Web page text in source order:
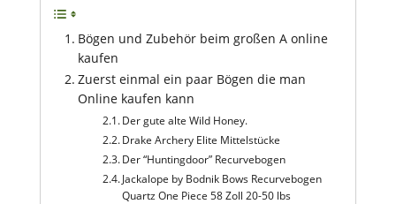
Bögen und Zubehör beim großen A online
kaufen
Zuerst einmal ein paar Bögen die man
Online kaufen kann
Der gute alte Wild Honey.
Drake Archery Elite Mittelstücke
Der “Huntingdoor” Recurvebogen
Jackalope by Bodnik Bows Recurvebogen
Quartz One Piece 58 Zoll 20-50 lbs